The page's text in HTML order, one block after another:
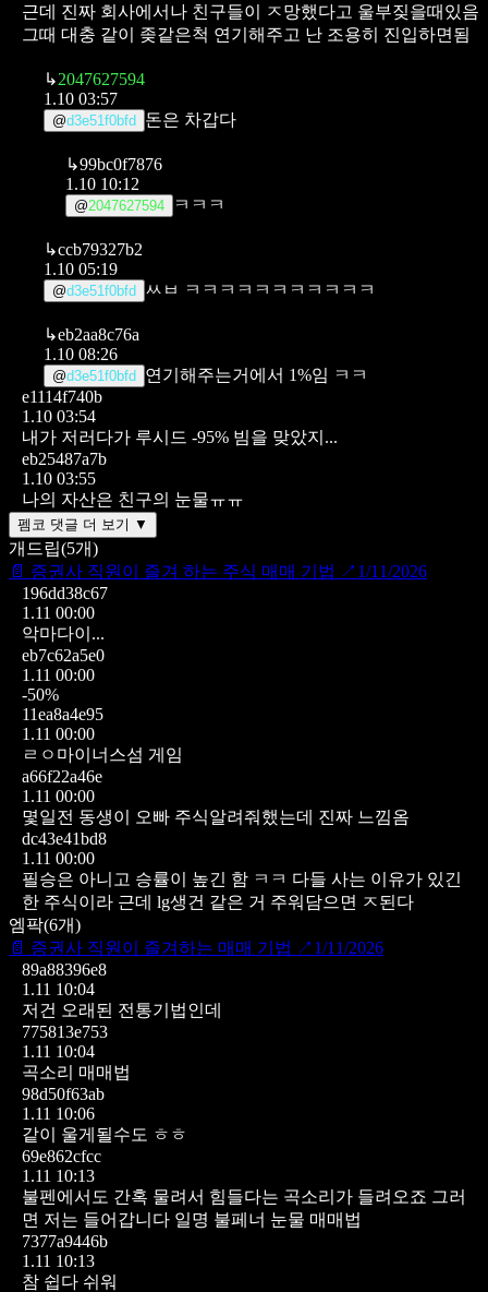
근데 진짜 회사에서나 친구들이 ㅈ망했다고 울부짖을때있음
그때 대충 같이 좆같은척 연기해주고 난 조용히 진입하면됨
↳2047627594
1.10 03:57
@d3e51f0bfd 돈은 차갑다
↳99bc0f7876
1.10 10:12
@2047627594 ㅋㅋㅋ
↳ccb79327b2
1.10 05:19
@d3e51f0bfd ㅆㅂ ㅋㅋㅋㅋㅋㅋㅋㅋㅋㅋㅋ
↳eb2aa8c76a
1.10 08:26
@d3e51f0bfd
연기해주는거에서 1%임 ㅋㅋ
e1114f740b
1.10 03:54
내가 저러다가 루시드 -95% 빔을 맞았지...
eb25487a7b
1.10 03:55
나의 자산은 친구의 눈물ㅠㅠ
펨코 댓글 더 보기 ▼
개드립(5개)
📄 증권사 직원이 즐겨 하는 주식 매매 기법 ↗ 1/11/2026
196dd38c67
1.11 00:00
악마다이...
eb7c62a5e0
1.11 00:00
-50%
11ea8a4e95
1.11 00:00
ㄹㅇ마이너스섬 게임
a66f22a46e
1.11 00:00
몇일전 동생이 오빠 주식알려줘했는데 진짜 느낌옴
dc43e41bd8
1.11 00:00
필승은 아니고 승률이 높긴 함 ㅋㅋ 다들 사는 이유가 있긴
한 주식이라 근데 lg생건 같은 거 주워담으면 ㅈ된다
엠팍(6개)
📄 증권사 직원이 즐겨하는 매매 기법 ↗ 1/11/2026
89a88396e8
1.11 10:04
저건 오래된 전통기법인데
775813e753
1.11 10:04
곡소리 매매법
98d50f63ab
1.11 10:06
같이 울게될수도 ㅎㅎ
69e862cfcc
1.11 10:13
불펜에서도 간혹 물려서 힘들다는 곡소리가 들려오죠 그러
면 저는 들어갑니다 일명 불페너 눈물 매매법
7377a9446b
1.11 10:13
참 쉽다 쉬워